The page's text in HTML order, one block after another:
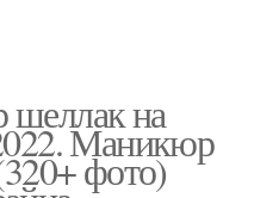
на
Маникюр
фото)